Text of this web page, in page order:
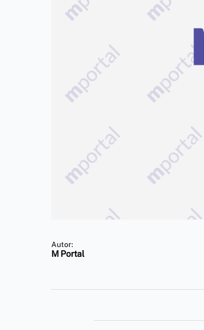
Autor:
M Portal